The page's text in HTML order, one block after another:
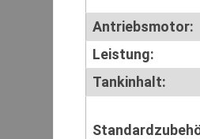
Antriebsmotor:
Leistung:
Tankinhalt: